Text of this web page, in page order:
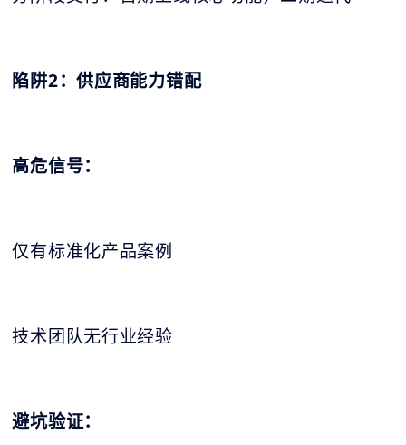
陷阱2：供应商能力错配
高危信号：
仅有标准化产品案例
技术团队无行业经验
避坑验证：